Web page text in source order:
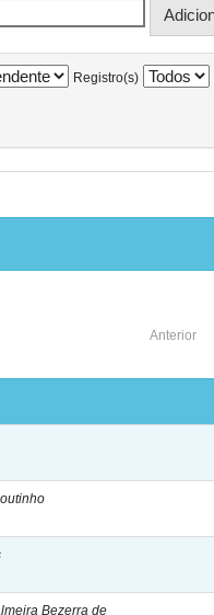
Registro(s)
Anterior
Bezerra de